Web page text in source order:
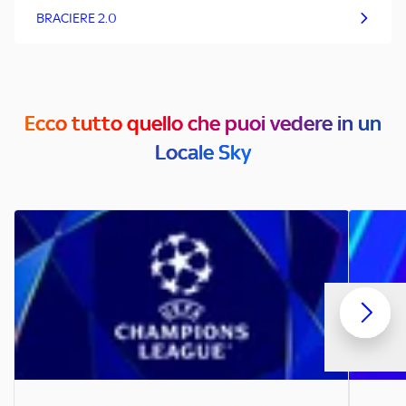
BRACIERE 2.0
Ecco tutto quello che puoi vedere in un
Locale Sky